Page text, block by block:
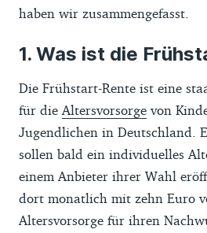
haben wir zusammengefasst.
Was ist die
Die Frühstart-Rente ist eine
für die Altersvorsorge von
Jugendlichen in Deutschland.
sollen bald ein individuelles
einem Anbieter ihrer Wahl
dort monatlich mit zehn Euro
Altersvorsorge für ihren